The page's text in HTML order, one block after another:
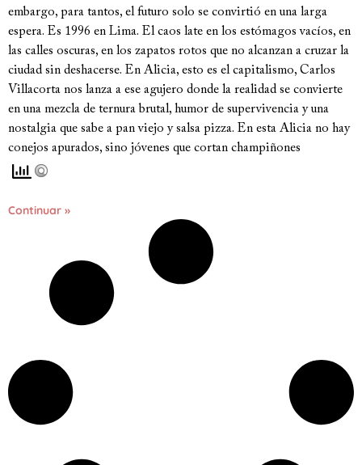
embargo, para tantos, el futuro solo se convirtió en una larga
espera. Es 1996 en Lima. El caos late en los estómagos vacíos, en
las calles oscuras, en los zapatos rotos que no alcanzan a cruzar la
ciudad sin deshacerse. En Alicia, esto es el capitalismo, Carlos
Villacorta nos lanza a ese agujero donde la realidad se convierte
en una mezcla de ternura brutal, humor de supervivencia y una
nostalgia que sabe a pan viejo y salsa pizza. En esta Alicia no hay
conejos apurados, sino jóvenes que cortan champiñones
Continuar »